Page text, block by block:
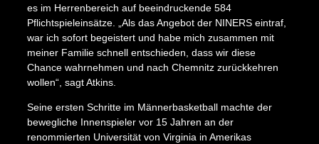
es im Herrenbereich auf beeindruckende 584
Pflichtspieleinsätze. „Als das Angebot der NINERS eintraf,
war ich sofort begeistert und habe mich zusammen mit
meiner Familie schnell entschieden, dass wir diese
Chance wahrnehmen und nach Chemnitz zurückkehren
wollen“, sagt Atkins.
Seine ersten Schritte im Männerbasketball machte der
bewegliche Innenspieler vor 15 Jahren an der
renommierten Universität von Virginia in Amerikas